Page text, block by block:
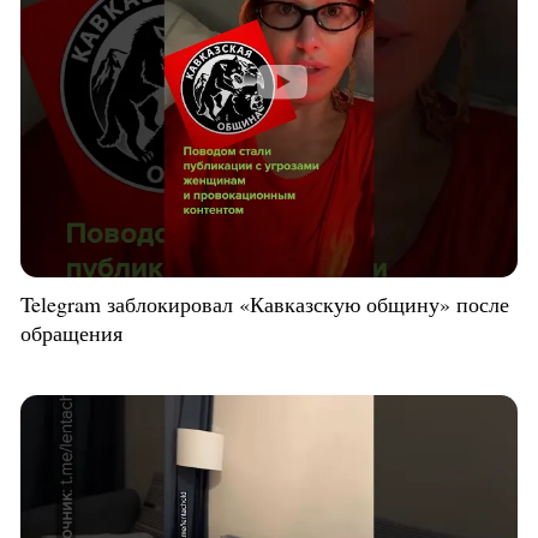
Telegram заблокировал «Кавказскую общину» после
обращения